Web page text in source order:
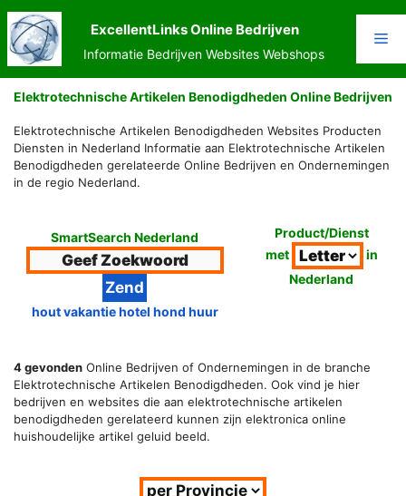
Ga
naar
de
inhoud
ExcellentLinks Online Bedrijven
Informatie Bedrijven Websites Webshops
Elektrotechnische Artikelen Benodigdheden Online Bedrijven
Elektrotechnische Artikelen Benodigdheden Websites Producten
Diensten in Nederland Informatie aan Elektrotechnische Artikelen
Benodigdheden gerelateerde Online Bedrijven en Ondernemingen
in de regio Nederland.
SmartSearch Nederland
hout vakantie hotel hond huur
Product/Dienst
met
in
Nederland
4 gevonden Online Bedrijven of Ondernemingen in de branche
Elektrotechnische Artikelen Benodigdheden. Ook vind je hier
bedrijven en websites die aan elektrotechnische artikelen
benodigdheden gerelateerd kunnen zijn elektronica online
huishoudelijke artikel geluid beeld.